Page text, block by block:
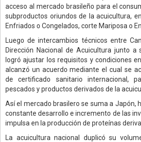
acceso al mercado brasileño para el
subproductos oriundos de la acuicultura,
Enfriados o Congelados, corte Mariposa o
Luego de intercambios técnicos entre
Dirección Nacional de Acuicultura junto a
logró ajustar los requisitos y condiciones
alcanzó un acuerdo mediante el cual se
de certificado sanitario internacional,
pescados y productos derivados de la
Así el mercado brasilero se suma a Japón,
constante desarrollo e incremento de las
impulsa en la producción de proteínas
La acuicultura nacional duplicó su